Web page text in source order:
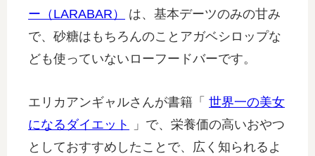
ー（LARABAR）
は、基本デーツのみの甘み
で、砂糖はもちろんのことアガベシロップな
ども使っていないローフードバーです。
エリカアンギャルさんが書籍「 世界一の美女
になるダイエット
」で、栄養価の高いおやつ
としておすすめしたことで、広く知られるよ